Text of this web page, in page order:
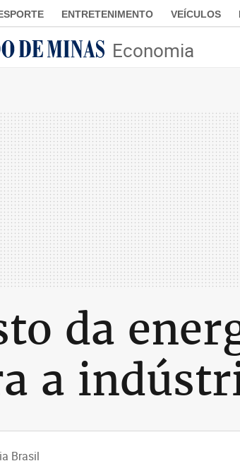
ENTRETENIMENTO VEÍCULOS
Economia
da
a
Brasil